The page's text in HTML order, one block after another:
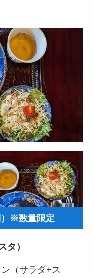
）※数量限定
タ）
（サラダ+ス